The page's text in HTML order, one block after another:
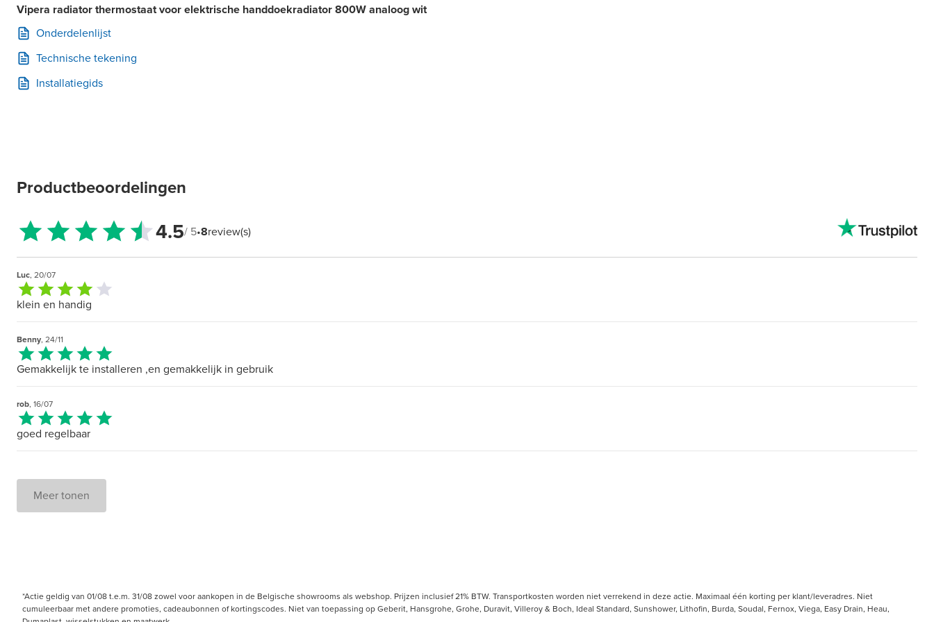
Vipera radiator thermostaat voor elektrische handdoekradiator 800W analoog wit
Onderdelenlijst
Technische tekening
Installatiegids
Productbeoordelingen
4.5/ 5•8review(s)
Luc, 20/07
klein en handig
Benny, 24/11
Gemakkelijk te installeren ,en gemakkelijk in gebruik
rob, 16/07
goed regelbaar
Meer tonen
*Actie geldig van 01/08 t.e.m. 31/08 zowel voor aankopen in de Belgische showrooms als webshop. Prijzen inclusief 21% BTW. Transportkosten worden niet verrekend in deze actie. Maximaal één korting per klant/leveradres. Niet
cumuleerbaar met andere promoties, cadeaubonnen of kortingscodes. Niet van toepassing op Geberit, Hansgrohe, Grohe, Duravit, Villeroy & Boch, Ideal Standard, Sunshower, Lithofin, Burda, Soudal, Fernox, Viega, Easy Drain, Heau,